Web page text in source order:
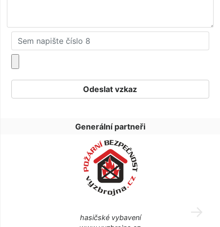
Generální partneři
hasičské vybavení